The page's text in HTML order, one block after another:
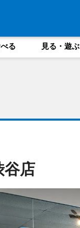
る 見る・遊ぶ
谷店